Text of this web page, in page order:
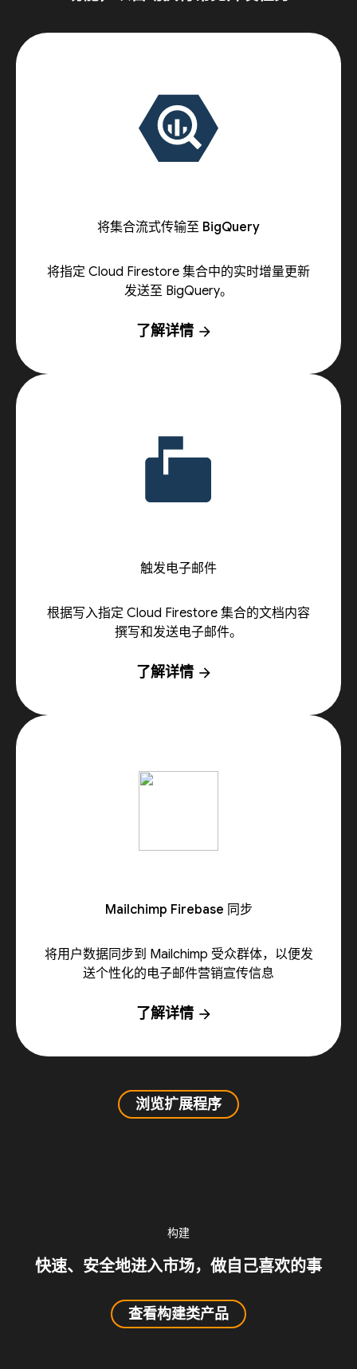
将集合流式传输至 BigQuery
将指定 Cloud Firestore 集合中的实时增量更新
发送至 BigQuery。
了解详情 arrow_forward
触发电子邮件
根据写入指定 Cloud Firestore 集合的文档内容
撰写和发送电子邮件。
了解详情 arrow_forward
Mailchimp Firebase 同步
将用户数据同步到 Mailchimp 受众群体，以便发
送个性化的电子邮件营销宣传信息
了解详情 arrow_forward
浏览扩展程序
构建
快速、安全地进入市场，做自己喜欢的事
查看构建类产品